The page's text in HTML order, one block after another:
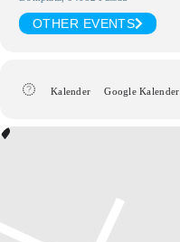
OTHER EVENTS
Kalender Google Kalender